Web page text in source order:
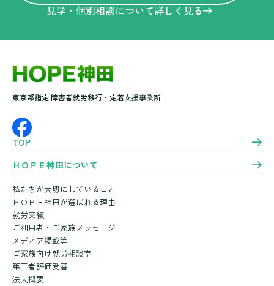
見学・個別相談について詳しく見る
東京都指定 障害者就労移行・定着支援事業所
TOP
ＨＯＰＥ神田について
私たちが大切にしていること
ＨＯＰＥ神田が選ばれる理由
就労実績
ご利用者・ご家族メッセージ
メディア掲載等
ご家族向け就労相談室
第三者評価受審
法人概要